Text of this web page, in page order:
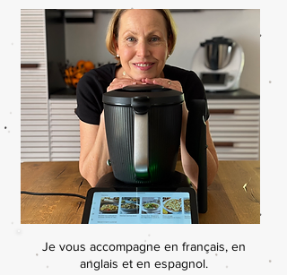
Je vous accompagne en français, en
anglais et en espagnol.